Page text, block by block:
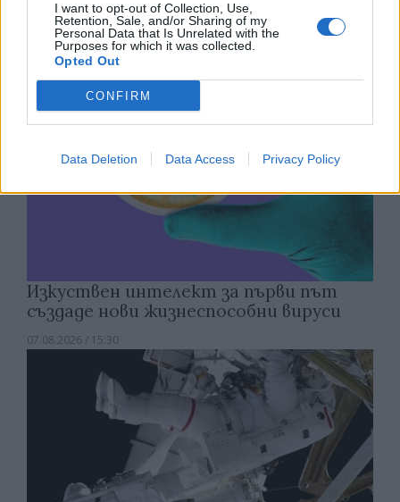
I want to opt-out of Collection, Use,
Retention, Sale, and/or Sharing of my
Personal Data that Is Unrelated with the
Purposes for which it was collected.
Opted Out
CONFIRM
Data Deletion Data Access Privacy Policy
07.08.2026 / 16:00
Изкуствен интелект за първи път
създаде нови жизнеспособни вируси
07.08.2026 / 15:30